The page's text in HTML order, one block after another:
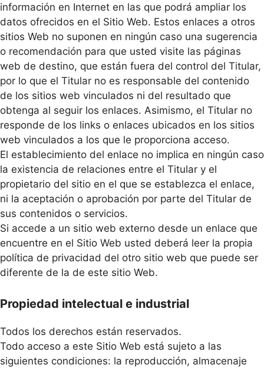
información en Internet en las que podrá ampliar los
datos ofrecidos en el Sitio Web. Estos enlaces a otros
sitios Web no suponen en ningún caso una sugerencia
o recomendación para que usted visite las páginas
web de destino, que están fuera del control del Titular,
por lo que el Titular no es responsable del contenido
de los sitios web vinculados ni del resultado que
obtenga al seguir los enlaces. Asimismo, el Titular no
responde de los links o enlaces ubicados en los sitios
web vinculados a los que le proporciona acceso.
El establecimiento del enlace no implica en ningún caso
la existencia de relaciones entre el Titular y el
propietario del sitio en el que se establezca el enlace,
ni la aceptación o aprobación por parte del Titular de
sus contenidos o servicios.
Si accede a un sitio web externo desde un enlace que
encuentre en el Sitio Web usted deberá leer la propia
política de privacidad del otro sitio web que puede ser
diferente de la de este sitio Web.
Propiedad intelectual e industrial
Todos los derechos están reservados.
Todo acceso a este Sitio Web está sujeto a las
siguientes condiciones: la reproducción, almacenaje